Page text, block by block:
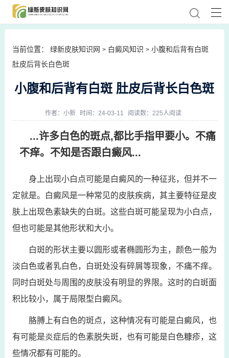
当前位置： 绿新皮肤知识网 > 白癜风知识 > 小腹和后背有白斑
肚皮后背长白色斑
小腹和后背有白斑 肚皮后背长白色斑
作者： 小新 时间：24-03-11 阅读数：225人阅读
...许多白色的斑点,都比手指甲要小。不痛
不痒。不知是否跟白癜风...
身上出现小白点可能是白癜风的一种征兆，但并不一
定就是。白癜风是一种常见的皮肤疾病，其主要特征是皮
肤上出现色素缺失的白斑。这些白斑可能呈现为小白点，
但也可能是其他形状和大小。
白斑的形状主要以圆形或者椭圆形为主，颜色一般为
淡白色或者乳白色，白斑处没有碎屑等现象，不痛不痒。
同时白斑处与周围的皮肤没有明显的界限。这时的白斑面
积比较小，属于局限型白癜风。
胳膊上有白色的斑点，这种情况有可能是白癜风，也
有可能是炎症后的色素脱失斑，也有可能是白色糠疹，这
些情况都有可能的。